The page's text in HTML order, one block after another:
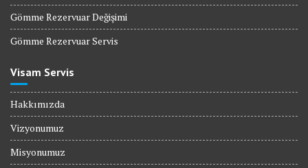
Gömme Rezervuar Değişimi
Gömme Rezervuar Servis
Visam Servis
Hakkımızda
Vizyonumuz
Misyonumuz